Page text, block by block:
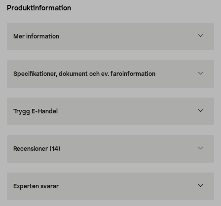
Produktinformation
Mer information
Specifikationer, dokument och ev. faroinformation
Trygg E-Handel
Recensioner (14)
Experten svarar